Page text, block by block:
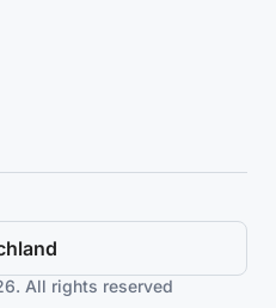
All rights reserved